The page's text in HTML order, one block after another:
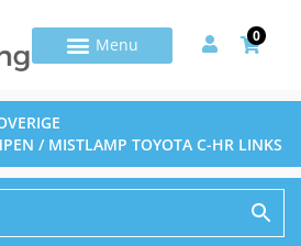
0
/ MISTLAMP TOYOTA C-HR LINKS